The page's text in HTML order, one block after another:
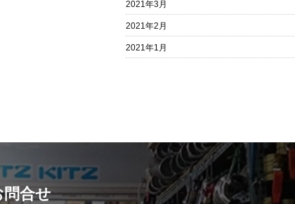
2021年3月
2021年2月
2021年1月
合せ